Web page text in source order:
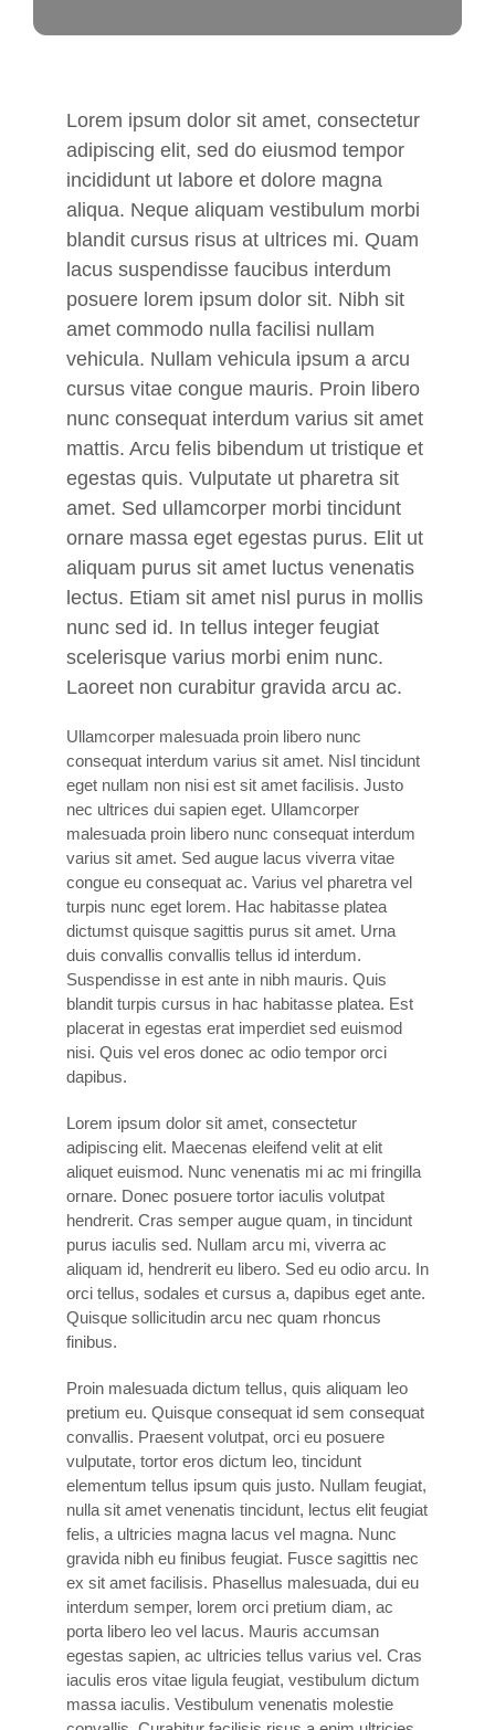
Lorem ipsum dolor sit amet, consectetur
adipiscing elit, sed do eiusmod tempor
incididunt ut labore et dolore magna
aliqua. Neque aliquam vestibulum morbi
blandit cursus risus at ultrices mi. Quam
lacus suspendisse faucibus interdum
posuere lorem ipsum dolor sit. Nibh sit
amet commodo nulla facilisi nullam
vehicula. Nullam vehicula ipsum a arcu
cursus vitae congue mauris. Proin libero
nunc consequat interdum varius sit amet
mattis. Arcu felis bibendum ut tristique et
egestas quis. Vulputate ut pharetra sit
amet. Sed ullamcorper morbi tincidunt
ornare massa eget egestas purus. Elit ut
aliquam purus sit amet luctus venenatis
lectus. Etiam sit amet nisl purus in mollis
nunc sed id. In tellus integer feugiat
scelerisque varius morbi enim nunc.
Laoreet non curabitur gravida arcu ac.
Ullamcorper malesuada proin libero nunc
consequat interdum varius sit amet. Nisl tincidunt
eget nullam non nisi est sit amet facilisis. Justo
nec ultrices dui sapien eget. Ullamcorper
malesuada proin libero nunc consequat interdum
varius sit amet. Sed augue lacus viverra vitae
congue eu consequat ac. Varius vel pharetra vel
turpis nunc eget lorem. Hac habitasse platea
dictumst quisque sagittis purus sit amet. Urna
duis convallis convallis tellus id interdum.
Suspendisse in est ante in nibh mauris. Quis
blandit turpis cursus in hac habitasse platea. Est
placerat in egestas erat imperdiet sed euismod
nisi. Quis vel eros donec ac odio tempor orci
dapibus.
Lorem ipsum dolor sit amet, consectetur
adipiscing elit. Maecenas eleifend velit at elit
aliquet euismod. Nunc venenatis mi ac mi fringilla
ornare. Donec posuere tortor iaculis volutpat
hendrerit. Cras semper augue quam, in tincidunt
purus iaculis sed. Nullam arcu mi, viverra ac
aliquam id, hendrerit eu libero. Sed eu odio arcu. In
orci tellus, sodales et cursus a, dapibus eget ante.
Quisque sollicitudin arcu nec quam rhoncus
finibus.
Proin malesuada dictum tellus, quis aliquam leo
pretium eu. Quisque consequat id sem consequat
convallis. Praesent volutpat, orci eu posuere
vulputate, tortor eros dictum leo, tincidunt
elementum tellus ipsum quis justo. Nullam feugiat,
nulla sit amet venenatis tincidunt, lectus elit feugiat
felis, a ultricies magna lacus vel magna. Nunc
gravida nibh eu finibus feugiat. Fusce sagittis nec
ex sit amet facilisis. Phasellus malesuada, dui eu
interdum semper, lorem orci pretium diam, ac
porta libero leo vel lacus. Mauris accumsan
egestas sapien, ac ultricies tellus varius vel. Cras
iaculis eros vitae ligula feugiat, vestibulum dictum
massa iaculis. Vestibulum venenatis molestie